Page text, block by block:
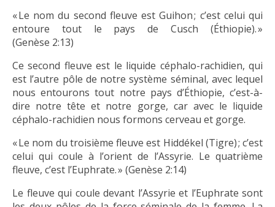
« Le nom du second fleuve est Guihon ; c’est celui qui
entoure tout le pays de Cusch (Éthiopie). »
(Genèse 2:13)
Ce second fleuve est le liquide céphalo-rachidien, qui
est l’autre pôle de notre système séminal, avec lequel
nous entourons tout notre pays d’Éthiopie, c’est-à-
dire notre tête et notre gorge, car avec le liquide
céphalo-rachidien nous formons cerveau et gorge.
« Le nom du troisième fleuve est Hiddékel (Tigre) ; c’est
celui qui coule à l’orient de l’Assyrie. Le quatrième
fleuve, c’est l’Euphrate. » (Genèse 2:14)
Le fleuve qui coule devant l’Assyrie et l’Euphrate sont